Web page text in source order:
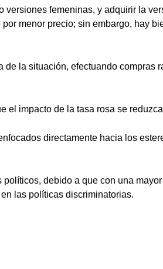
versiones femeninas, y adquirir la
menor precio; sin embargo, hay
de la situación, efectuando compras
el impacto de la tasa rosa se
directamente hacia los
debido a que con una
las políticas discriminatorias.